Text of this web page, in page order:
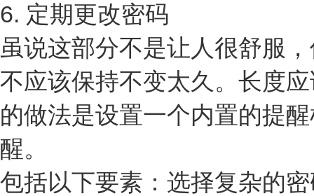
6. 定期更改密码
虽说这部分不是让人很舒服
不应该保持不变太久。长度
的做法是设置一个内置的提
醒。
包括以下要素：选择复杂的